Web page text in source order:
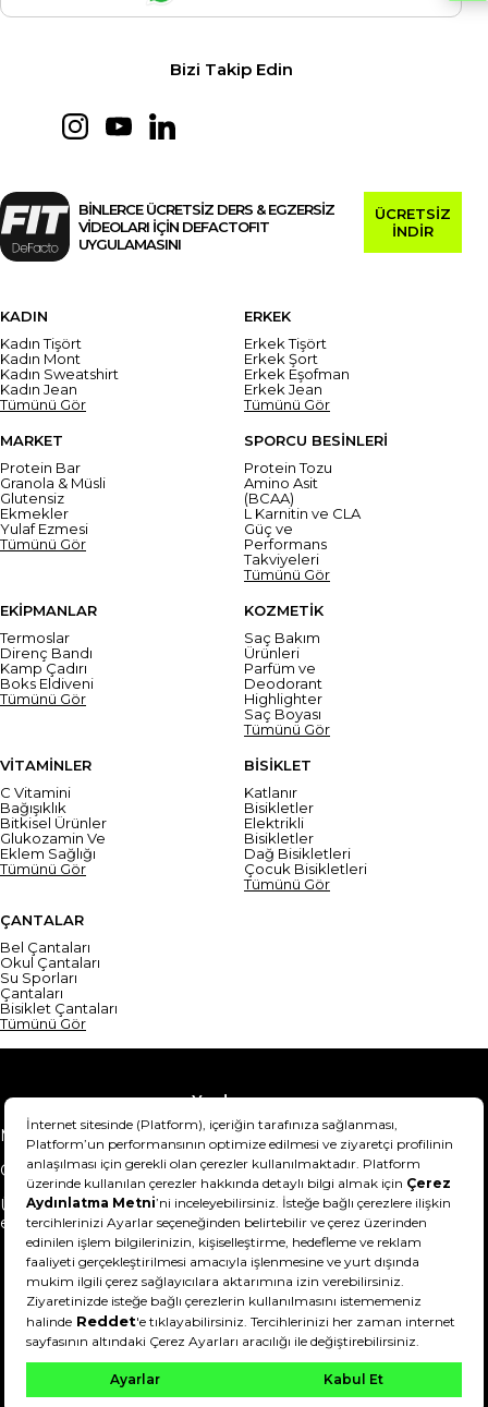
Bizi Takip Edin
BİNLERCE ÜCRETSİZ DERS & EGZERSİZ
VİDEOLARI İÇİN DEFACTOFIT
UYGULAMASINI
ÜCRETSİZ
İNDİR
KADIN
Kadın Tişört
Kadın Mont
Kadın Sweatshirt
Kadın Jean
Tümünü Gör
ERKEK
Erkek Tişört
Erkek Şort
Erkek Eşofman
Erkek Jean
Tümünü Gör
MARKET
Protein Bar
Granola & Müsli
Glutensiz
Ekmekler
Yulaf Ezmesi
Tümünü Gör
SPORCU BESİNLERİ
Protein Tozu
Amino Asit
(BCAA)
L Karnitin ve CLA
Güç ve
Performans
Takviyeleri
Tümünü Gör
EKİPMANLAR
Termoslar
Direnç Bandı
Kamp Çadırı
Boks Eldiveni
Tümünü Gör
KOZMETİK
Saç Bakım
Ürünleri
Parfüm ve
Deodorant
Highlighter
Saç Boyası
Tümünü Gör
VİTAMİNLER
C Vitamini
Bağışıklık
Bitkisel Ürünler
Glukozamin Ve
Eklem Sağlığı
Tümünü Gör
BİSİKLET
Katlanır
Bisikletler
Elektrikli
Bisikletler
Dağ Bisikletleri
Çocuk Bisikletleri
Tümünü Gör
ÇANTALAR
Bel Çantaları
Okul Çantaları
Su Sporları
Çantaları
Bisiklet Çantaları
Tümünü Gör
Yardım
Mesafeli Satış Sözleşmesi
Teslimat Bilgisi
Gizlilik Sözleşmesi
Şartlar & Koşullar
Ürünümü nasıl iade
edebilirim?
Hakkımızda
DeFactoFIT ©️ 2022-2026. Tüm hakları saklıdır.
21